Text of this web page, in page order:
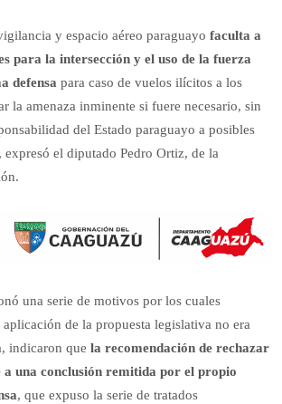
y espacio aéreo paraguayofaculta a
para la intersección y el uso de la fuerza
defensapara caso de vuelos ilícitos a los
la amenaza inminente si fuere necesario, sin
del Estado paraguayo a posibles
expresó el diputado Pedro Ortiz, de la
una serie de motivos por los cuales
de la propuesta legislativa no era
indicaron quela recomendación de rechazar
a una conclusión remitida por el propio
, que expuso la serie de tratados